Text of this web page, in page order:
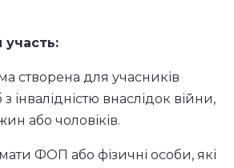
створена для учасників
інвалідністю внаслідок війни,
або чоловіків.
ФОП або фізичні особи, які